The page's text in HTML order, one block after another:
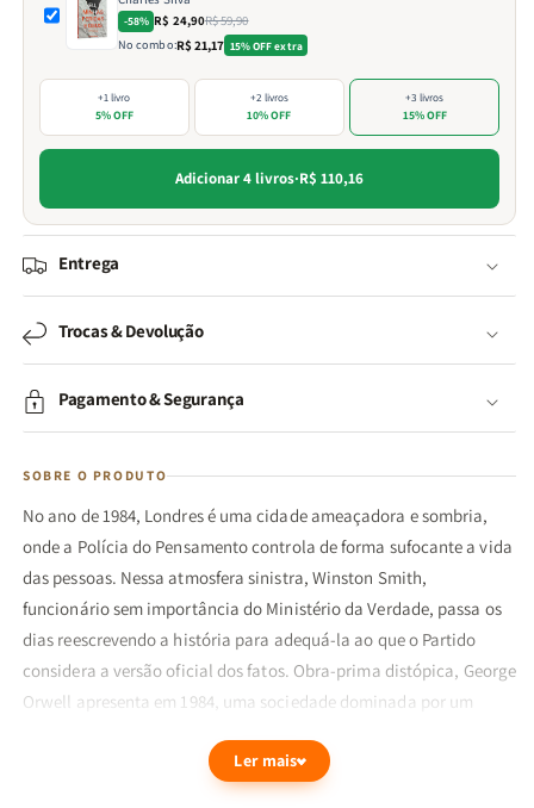
-58% R$ 24,90R$ 59,90
No combo:R$ 21,17 15% OFF extra
+1 livro
5% OFF
+2 livros
10% OFF
+3 livros
15% OFF
Adicionar 4 livros·R$ 110,16
Entrega
Trocas & Devolução
Pagamento & Segurança
SOBRE O PRODUTO
No ano de 1984, Londres é uma cidade ameaçadora e sombria,
onde a Polícia do Pensamento controla de forma sufocante a vida
das pessoas. Nessa atmosfera sinistra, Winston Smith,
funcionário sem importância do Ministério da Verdade, passa os
dias reescrevendo a história para adequá-la ao que o Partido
considera a versão oficial dos fatos. Obra-prima distópica, George
Orwell apresenta em 1984, uma sociedade dominada por um
máximo, o Grande Irmão, vigia e pune sem piedade não só as
ações dos cidadãos, mas também seus pensamentos, decretando
Ler mais